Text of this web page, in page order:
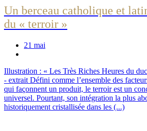
Un berceau catholique et
du « terroir »
21 mai
Illustration : « Les Très Riches Heures du
- extrait Défini comme l’ensemble des
qui façonnent un produit, le terroir est un
universel. Pourtant, son intégration la plus
historiquement cristallisée dans les (...)